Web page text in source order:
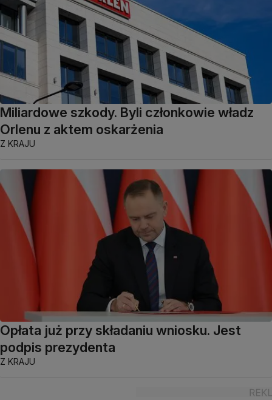
Miliardowe szkody. Byli członkowie władz
Orlenu z aktem oskarżenia
Z KRAJU
Opłata już przy składaniu wniosku. Jest
podpis prezydenta
Z KRAJU